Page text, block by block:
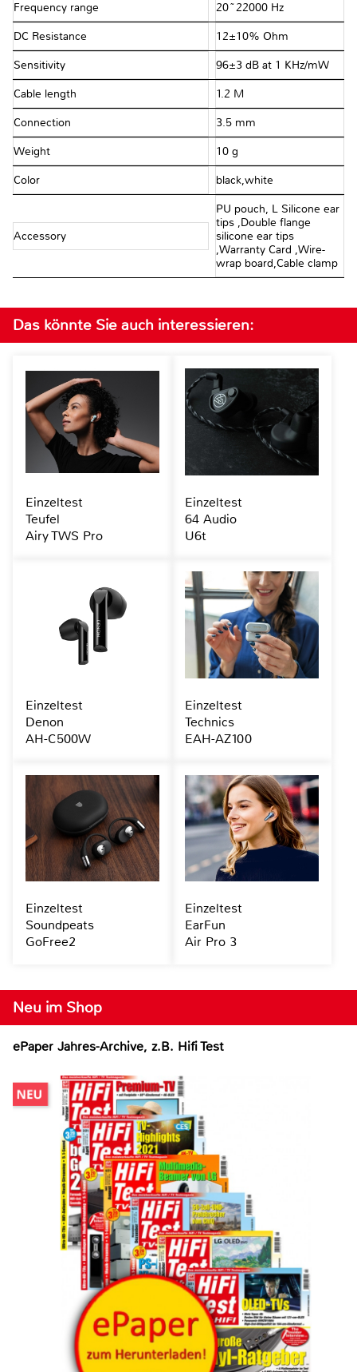
Frequency range 20~22000 Hz
DC Resistance 12±10% Ohm
Sensitivity 96±3 dB at 1 KHz/mW
Cable length 1.2 M
Connection 3.5 mm
Weight 10 g
Color black,white
Accessory
PU pouch, L Silicone ear
tips ,Double flange
silicone ear tips
,Warranty Card ,Wire-
wrap board,Cable clamp
Neu im Shop
ePaper Jahres-Archive, z.B. Hifi Test
Das könnte Sie auch interessieren:
Einzeltest
Teufel
Airy TWS Pro
Einzeltest
64 Audio
U6t
Einzeltest
Denon
AH-C500W
Einzeltest
Technics
EAH-AZ100
Einzeltest
Soundpeats
GoFree2
Einzeltest
EarFun
Air Pro 3